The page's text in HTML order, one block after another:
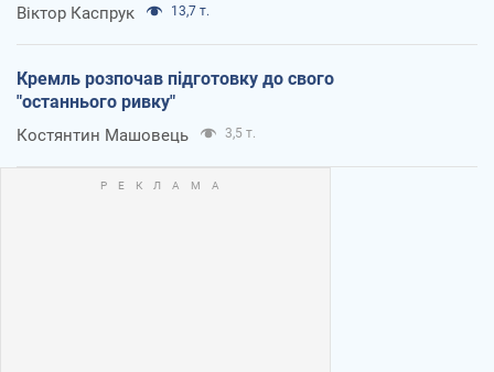
Віктор Каспрук 13,7 т.
Кремль розпочав підготовку до свого
"останнього ривку"
Костянтин Машовець 3,5 т.